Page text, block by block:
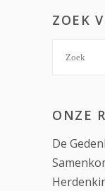
ZOEK
ONZE
De